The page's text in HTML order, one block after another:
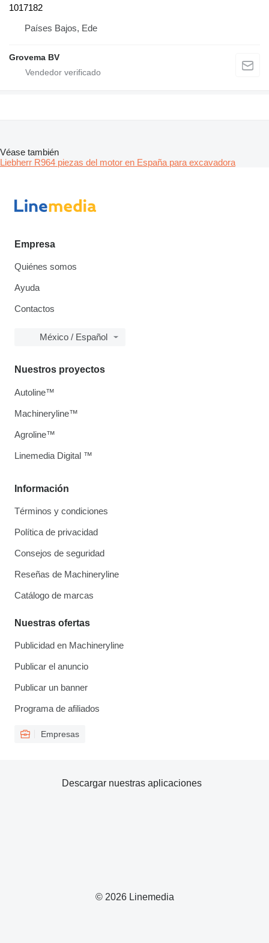
1017182
Países Bajos, Ede
Grovema BV
Véase también
Liebherr R964 piezas del motor en España para excavadora
Empresa
Quiénes somos
Ayuda
Contactos
México / Español
Información
Términos y condiciones
Política de privacidad
Consejos de seguridad
Reseñas de Machineryline
Catálogo de marcas
Nuestras ofertas
Publicidad en Machineryline
Publicar el anuncio
Publicar un banner
Programa de afiliados
Empresas
Nuestros proyectos
Autoline™
Machineryline™
Agroline™
Linemedia Digital ™
© 2026 Linemedia
Descargar nuestras aplicaciones